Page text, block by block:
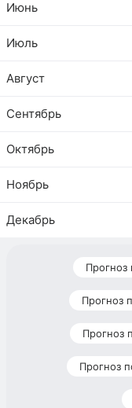
Июнь
Июль
Август
Сентябрь
Октябрь
Ноябрь
Декабрь
Прогноз
Прогноз
Прогноз
Прогноз